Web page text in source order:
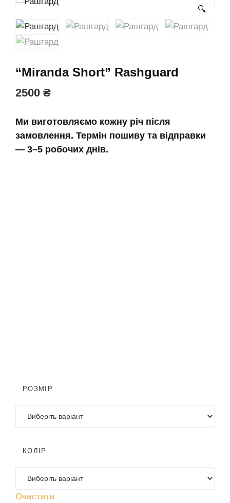
🔍
“Miranda Short” Rashguard
2500 ₴
Ми виготовляємо кожну річ після
замовлення. Термін пошиву та відправки
— 3–5 робочих днів.
РОЗМІР
КОЛІР
Очистити